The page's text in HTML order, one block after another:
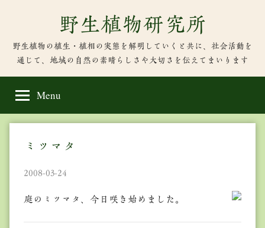
content
野生植物研究所
野生植物の植生・植相の実態を解明していくと共に、社会活動を
通じて、地域の自然の素晴らしさや大切さを伝えてまいります
Menu
ミツマタ
2008-03-24
庭のミツマタ、今日咲き始めました。